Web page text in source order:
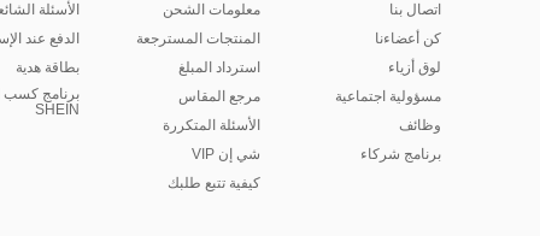
اتصال بنا
كن أعضاءنا
لوق أزياء
مسؤولية اجتماعية
وظائف
برنامج شركاء
معلومات الشحن
المنتجات المسترجعة
استرداد المبلغ
مرجع المقاس
الأسئلة المتكررة
شي إن VIP
كيفية تتبع طلبك
الأسئلة
الدفع عند
بطاقة هدية
برنامج كسب
SHEIN